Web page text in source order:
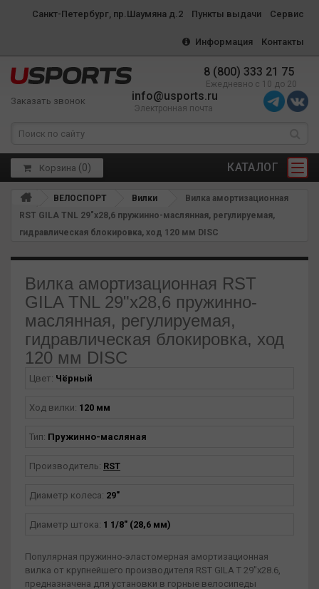
Санкт-Петербург, пр.Шаумяна д.2 Пункты выдачи Сервис
Информация Контакты
8 (800) 333 21 75
Ежедневно с 10 до 20
Заказать звонок info@usports.ru
Электронная почта
КАТАЛОГ
Корзина (0)
ВЕЛОСПОРТ Вилки
Вилка амортизационная
RST GILA TNL 29"х28,6 пружинно-маслянная, регулируемая,
гидравлическая блокировка, ход 120 мм DISC
Вилка амортизационная RST
GILA TNL 29"х28,6 пружинно-
маслянная, регулируемая,
гидравлическая блокировка, ход
120 мм DISC
Цвет: Чёрный
Ход вилки: 120 мм
Тип: Пружинно-масляная
Производитель: RST
Диаметр колеса: 29"
Диаметр штока: 1 1/8" (28,6 мм)
Популярная пружинно-эластомерная амортизационная
вилка от крупнейшего производителя RST GILA Т 29"х28.6,
предназначена для установки в горные велосипеды